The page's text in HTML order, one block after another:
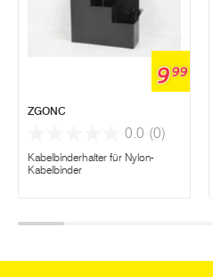
999
ZGONC
0.0 (0)
Kabelbinderhalter für Nylon-
Kabelbinder